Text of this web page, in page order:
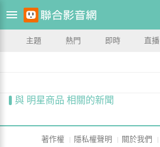
主題 熱門 即時 直播
與 明星商品 相關的新聞
著作權 隱私權聲明 關於我們